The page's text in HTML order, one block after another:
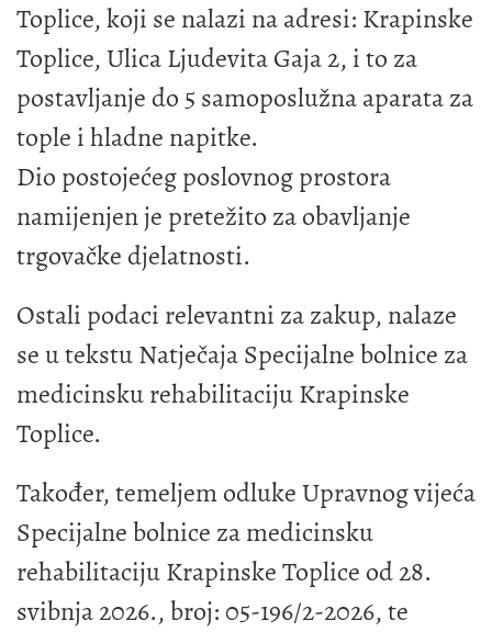
Toplice, koji se nalazi na adresi: Krapinske
Toplice, Ulica Ljudevita Gaja 2, i to za
postavljanje do 5 samoposlužna aparata za
tople i hladne napitke.
Dio postojećeg poslovnog prostora
namijenjen je pretežito za obavljanje
trgovačke djelatnosti.
Ostali podaci relevantni za zakup, nalaze
se u tekstu Natječaja Specijalne bolnice za
medicinsku rehabilitaciju Krapinske
Toplice.
Također, temeljem odluke Upravnog vijeća
Specijalne bolnice za medicinsku
rehabilitaciju Krapinske Toplice od 28.
svibnja 2026., broj: 05-196/2-2026, te